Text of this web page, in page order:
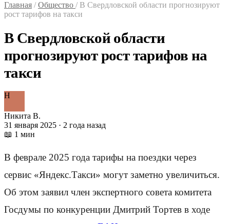
Главная / Общество / В Свердловской области прогнозируют
рост тарифов на такси
В Свердловской области
прогнозируют рост тарифов на
такси
Н
Никита В.
31 января 2025 · 2 года назад
📖 1 мин
В феврале 2025 года тарифы на поездки через
сервис «Яндекс.Такси» могут заметно увеличиться.
Об этом заявил член экспертного совета комитета
Госдумы по конкуренции Дмитрий Тортев в ходе